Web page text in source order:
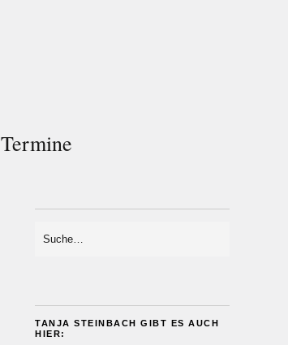
Termine
TANJA STEINBACH GIBT ES AUCH
HIER: